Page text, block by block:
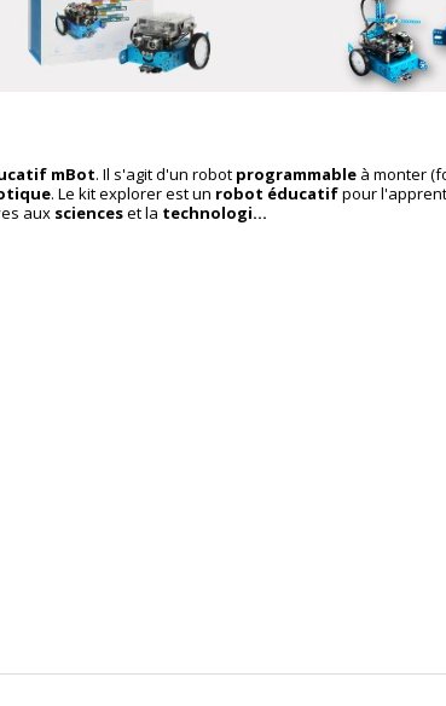
mBot. Il s'agit d'un robot programmableà monter
. Le kit explorer est un robot éducatifpour
aux scienceset la technologi...